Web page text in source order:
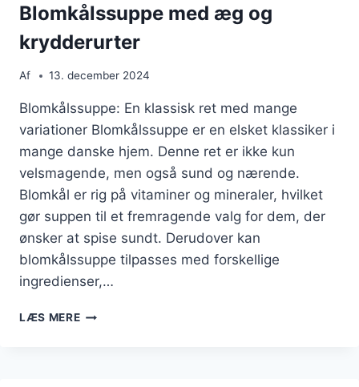
Blomkålssuppe med æg og
krydderurter
Af 13. december 2024
Blomkålssuppe: En klassisk ret med mange
variationer Blomkålssuppe er en elsket klassiker i
mange danske hjem. Denne ret er ikke kun
velsmagende, men også sund og nærende.
Blomkål er rig på vitaminer og mineraler, hvilket
gør suppen til et fremragende valg for dem, der
ønsker at spise sundt. Derudover kan
blomkålssuppe tilpasses med forskellige
ingredienser,…
LÆS MEREBLOMKÅLSSUPPE